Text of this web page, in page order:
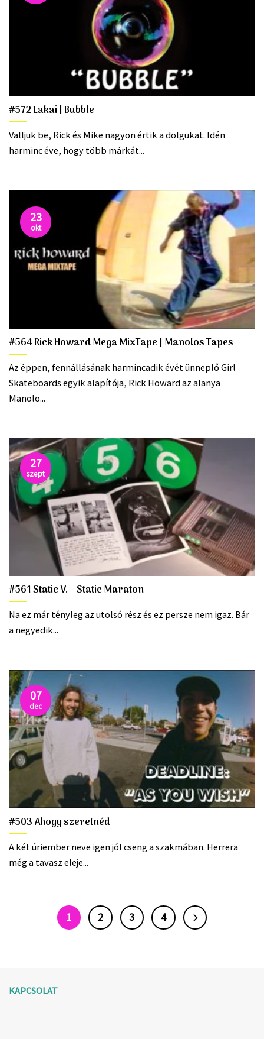
#572 Lakai | Bubble
Valljuk be, Rick és Mike nagyon értik a dolgukat. Idén
harminc éve, hogy több márkát...
#564 Rick Howard Mega MixTape | Manolos Tapes
Az éppen, fennállásának harmincadik évét ünneplő Girl
Skateboards egyik alapítója, Rick Howard az alanya
Manolo...
23
okt
#561 Static V. – Static Maraton
Na ez már tényleg az utolsó rész és ez persze nem igaz. Bár
a negyedik...
27
szept
#503 Ahogy szeretnéd
A két úriember neve igen jól cseng a szakmában. Herrera
még a tavasz eleje...
07
dec
1 2 3 4
KAPCSOLAT